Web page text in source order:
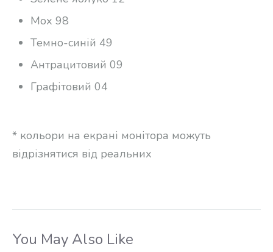
Мох 98
Темно-синій 49
Антрацитовий 09
Графітовий 04
* кольори на екрані монітора можуть
відрізнятися від реальних
You May Also Like